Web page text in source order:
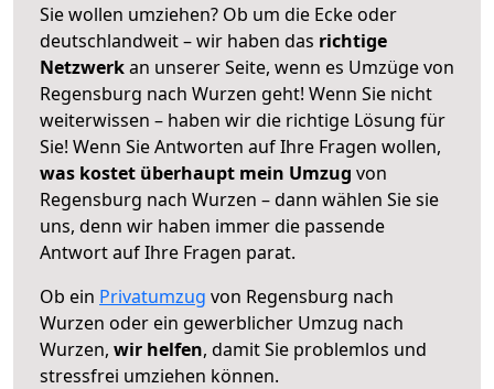
Sie wollen umziehen? Ob um die Ecke oder
deutschlandweit – wir haben das richtige
Netzwerkan unserer Seite, wenn es Umzüge von
Regensburg nach Wurzen geht! Wenn Sie nicht
weiterwissen – haben wir die richtige Lösung für
Sie! Wenn Sie Antworten auf Ihre Fragen wollen,
was kostet überhaupt mein Umzug von
Regensburg nach Wurzen – dann wählen Sie sie
uns, denn wir haben immer die passende
Antwort auf Ihre Fragen parat.
Ob ein Privatumzug von Regensburg nach
Wurzen oder ein gewerblicher Umzug nach
Wurzen, wir helfen, damit Sie problemlos und
stressfrei umziehen können.